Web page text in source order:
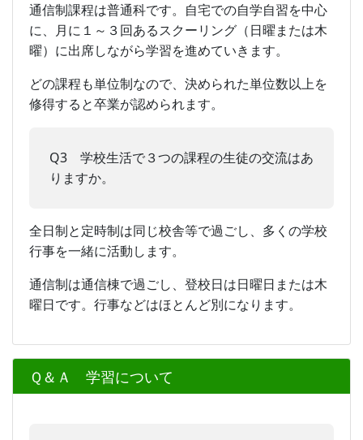
通信制課程は普通科です。自宅での自学自習を中心
に、月に１～３回あるスクーリング（日曜または木
曜）に出席しながら学習を進めていきます。
どの課程も単位制なので、決められた単位数以上を
修得すると卒業が認められます。
Q3 学校生活で３つの課程の生徒の交流はあ
りますか。
全日制と定時制は同じ校舎等で過ごし、多くの学校
行事を一緒に活動します。
通信制は通信棟で過ごし、登校日は日曜日または木
曜日です。行事などはほとんど別になります。
Ｑ＆Ａ 学習について